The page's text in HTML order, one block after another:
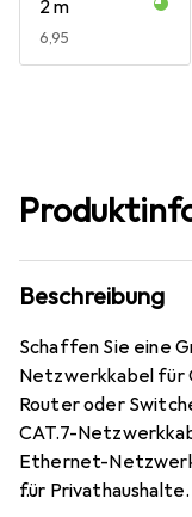
2 m
EUR
6,95
Beschreibung
Schaffen Sie eine
Netzwerkkabel für
Router oder
CAT.7-
Ethernet-
für Privathaushalte.